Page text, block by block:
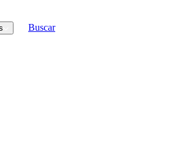
Buscar